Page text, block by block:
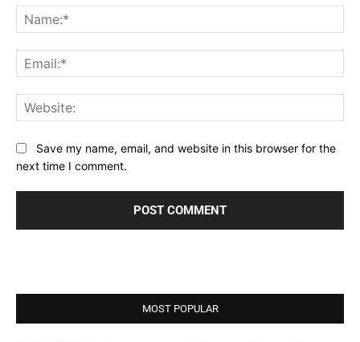
Save my name, email, and website in this browser for the
next time I comment.
MOST POPULAR